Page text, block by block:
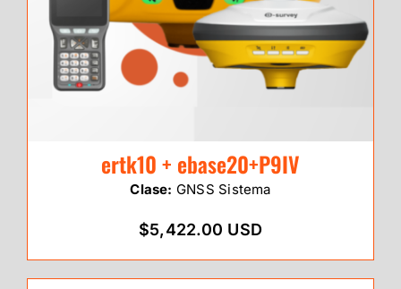
ertk10 + ebase20+P9IV
Clase: GNSS Sistema
$5,422.00 USD